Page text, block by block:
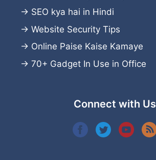
→ SEO kya hai in Hindi
→ Website Security Tips
→ Online Paise Kaise Kamaye
→ 70+ Gadget In Use in Office
Connect with Us